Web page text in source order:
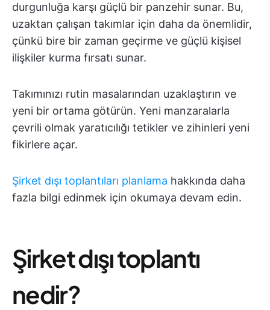
durgunluğa karşı güçlü bir panzehir sunar. Bu,
uzaktan çalışan takımlar için daha da önemlidir,
çünkü bire bir zaman geçirme ve güçlü kişisel
ilişkiler kurma fırsatı sunar.
Takımınızı rutin masalarından uzaklaştırın ve
yeni bir ortama götürün. Yeni manzaralarla
çevrili olmak yaratıcılığı tetikler ve zihinleri yeni
fikirlere açar.
Şirket dışı toplantıları planlama hakkında daha
fazla bilgi edinmek için okumaya devam edin.
Şirket dışı toplantı
nedir?